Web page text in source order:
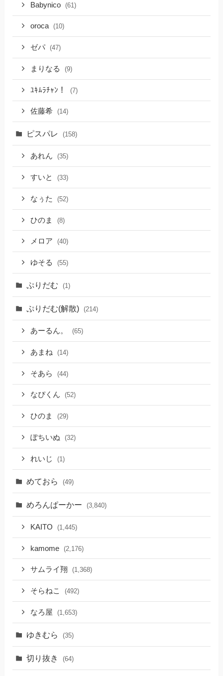
Babynico (61)
oroca (10)
ゼパ (47)
まりなる (9)
ﾕｷﾑﾗﾁｬﾝ！ (7)
佐藤希 (14)
ピスパレ (158)
あれん (35)
すいと (33)
なぅた (52)
ひのま (8)
メロア (40)
ゆそる (55)
ぷりだむ (1)
ぷりだむ(解散) (214)
あーるん。 (65)
あまね (14)
そあら (44)
なぴくん (52)
ひのま (29)
ぽちいぬ (32)
れいじ (1)
めておら (49)
めろんぱーかー (3,840)
KAITO (1,445)
kamome (2,176)
サムライ翔 (1,368)
そらねこ (492)
なろ屋 (1,653)
ゆきむら (35)
切り抜き (64)